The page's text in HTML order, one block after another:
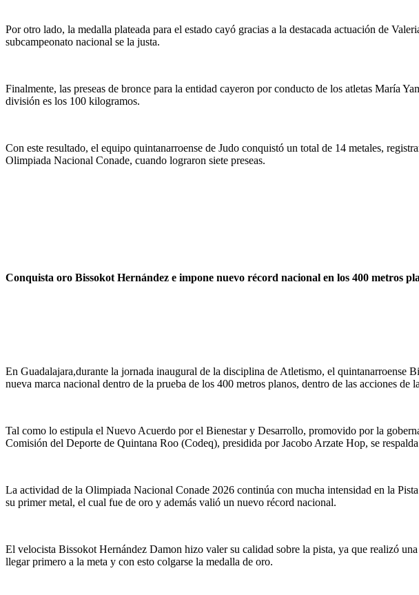
Por otro lado, la medalla plateada para el estado cayó gracias a la destacada actuación de
subcampeonato nacional se la justa.
Finalmente, las preseas de bronce para la entidad cayeron por conducto de los atletas María
división es los 100 kilogramos.
Con este resultado, el equipo quintanarroense de Judo conquistó un total de 14 metales,
Olimpiada Nacional Conade, cuando lograron siete preseas.
Conquista oro Bissokot Hernández e impone nuevo récord nacional en los 400 metros
En Guadalajara,durante la jornada inaugural de la disciplina de Atletismo, el quintanarroense
nueva marca nacional dentro de la prueba de los 400 metros planos, dentro de las acciones
Tal como lo estipula el Nuevo Acuerdo por el Bienestar y Desarrollo, promovido por la
Comisión del Deporte de Quintana Roo (Codeq), presidida por Jacobo Arzate Hop, se
La actividad de la Olimpiada Nacional Conade 2026 continúa con mucha intensidad en la
su primer metal, el cual fue de oro y además valió un nuevo récord nacional.
El velocista Bissokot Hernández Damon hizo valer su calidad sobre la pista, ya que realizó
llegar primero a la meta y con esto colgarse la medalla de oro.